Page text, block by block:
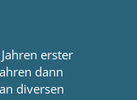
erster
dann
diversen